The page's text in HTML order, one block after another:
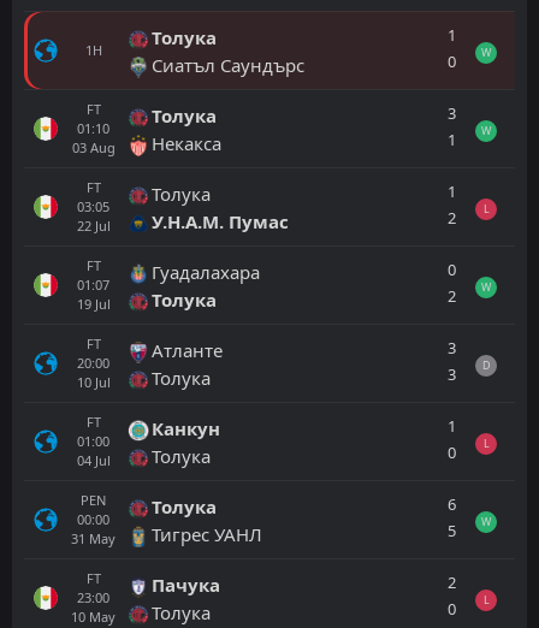
1H
Толука
Сиатъл Саундърс
1
0
W
FT
01:10
03 Aug
Толука
Некакса
3
1
W
FT
03:05
22 Jul
Толука
У.Н.А.М. Пумас
1
2
L
FT
01:07
19 Jul
Гуадалахара
Толука
0
2
W
FT
20:00
10 Jul
Атланте
Толука
3
3
D
FT
01:00
04 Jul
Канкун
Толука
1
0
L
PEN
00:00
31 May
Толука
Тигрес УАНЛ
6
5
W
FT
23:00
10 May
Пачука
Толука
2
0
L